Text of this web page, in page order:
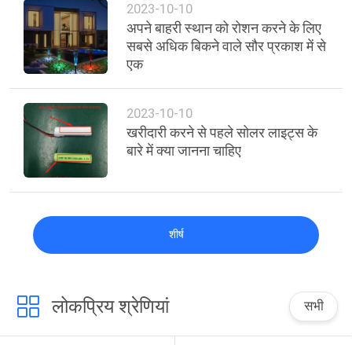
2023-10-10
अपने बाहरी स्थान को रोशन करने के लिए
सबसे अधिक बिकने वाले सौर प्रकाश में से
एक
2023-10-10
खरीदारी करने से पहले सोलर लाइट्स के
बारे में क्या जानना चाहिए
शीर्ष
लोकप्रिय श्रेणियां सभी